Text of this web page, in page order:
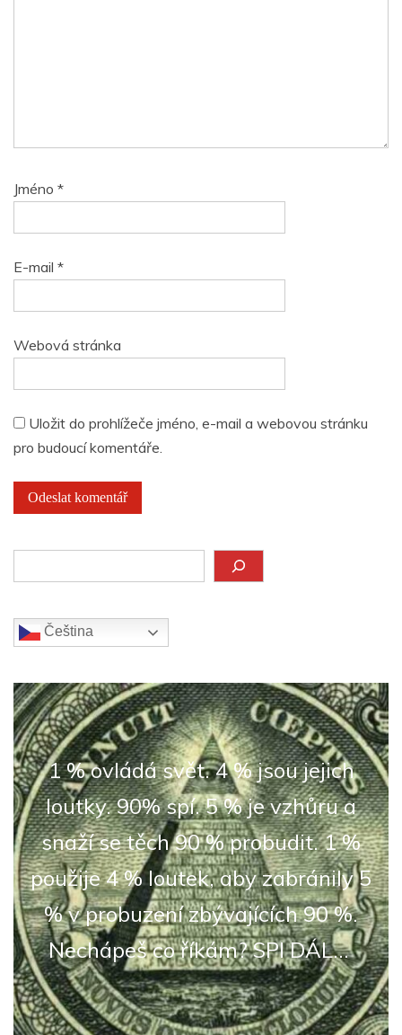
Jméno *
E-mail *
Webová stránka
Uložit do prohlížeče jméno, e-mail a webovou stránku
pro budoucí komentáře.
Čeština‎
1 % ovládá svět. 4 % jsou jejich
loutky. 90% spí. 5 % je vzhůru a
snaží se těch 90 % probudit. 1 %
použije 4 % loutek, aby zabránily 5
% v probuzení zbývajících 90 %.
Nechápeš co říkám? SPI DÁL...